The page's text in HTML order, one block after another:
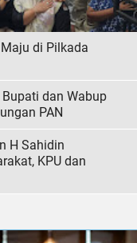
di Pilkada
dan Wabup
PAN
H Sahidin
KPU dan